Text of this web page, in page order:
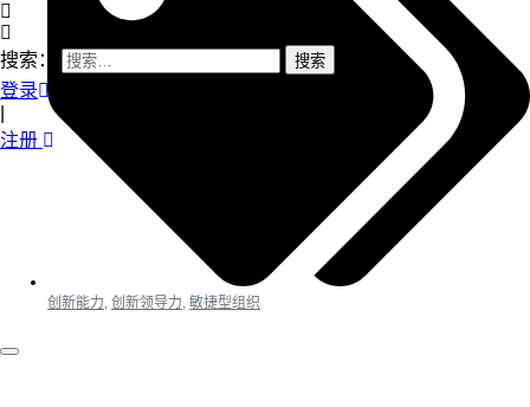
搜索：
登录
注册
创新能力 创新领导力 敏捷型组织